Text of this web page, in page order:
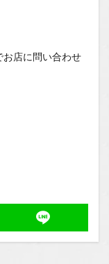
お店に問い合わせ